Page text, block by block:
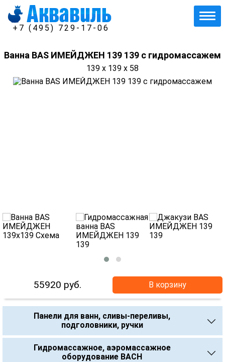
+7 (495) 729-17-06
Ванна BAS ИМЕЙДЖЕН 139 139 с гидромассажем
139 x 139 x 58
55920 руб. В корзину
Панели для ванн, сливы-переливы,
подголовники, ручки
Гидромассажное, аэромассажное
оборудование BACH